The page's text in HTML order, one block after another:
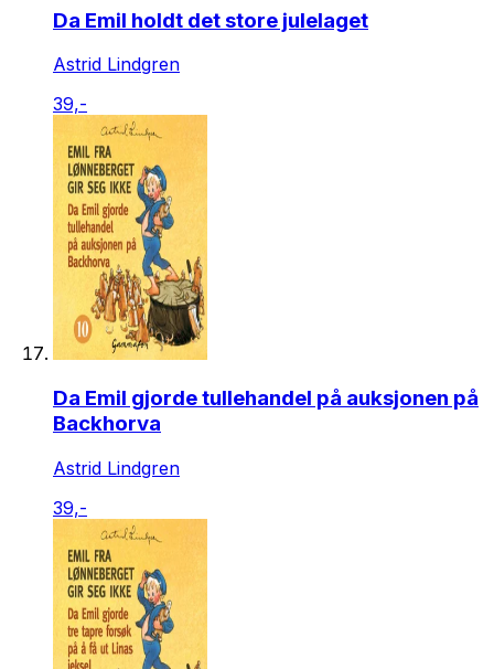
Da Emil holdt det store julelaget
Astrid Lindgren
39,-
Da Emil gjorde tullehandel på auksjonen på
Backhorva
Astrid Lindgren
39,-